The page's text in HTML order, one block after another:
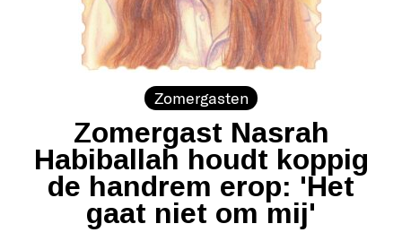
Zomergasten
Zomergast Nasrah
Habiballah houdt koppig
de handrem erop: 'Het
gaat niet om mij'